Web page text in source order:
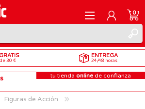
REGISTRARME
INICIAR SESIÓN
0
30 €
ENTREGA
24/48 horas
tu tienda online de confianza
Figuras de Acción